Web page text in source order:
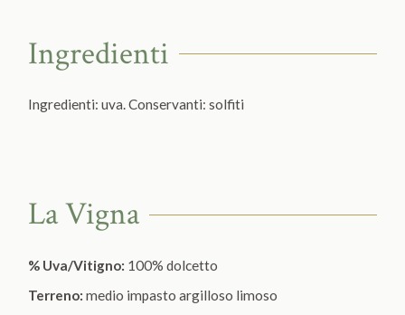
Ingredienti
Ingredienti: uva. Conservanti:solfiti
La Vigna
% Uva/Vitigno: 100% dolcetto
Terreno:medio impasto argilloso limoso